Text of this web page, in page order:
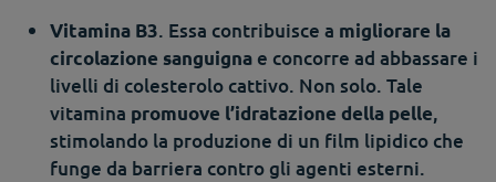
Vitamina B3. Essa contribuisce a migliorare la
circolazione sanguigna e concorre ad abbassare i
livelli di colesterolo cattivo. Non solo. Tale
vitamina promuove l’idratazione della pelle,
stimolando la produzione di un film lipidico che
funge da barriera contro gli agenti esterni.